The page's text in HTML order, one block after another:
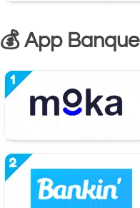
💰 App Banque